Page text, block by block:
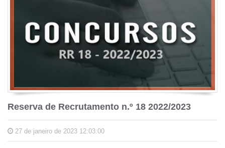
Reserva de Recrutamento n.º 18 2022/2023
27 de janeiro de 2023 12:03:00